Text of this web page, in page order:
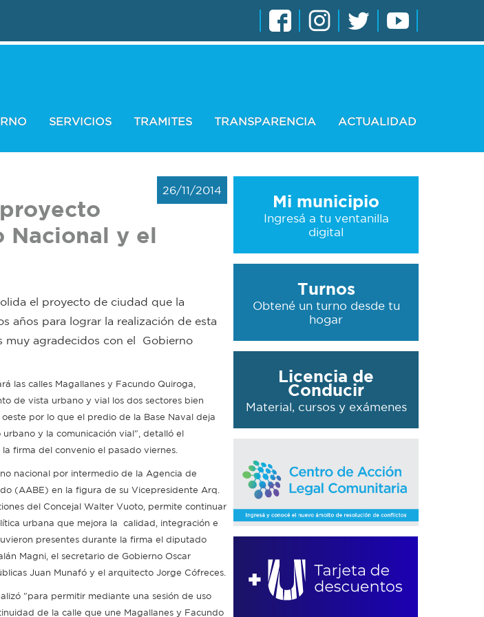
SERVICIOS TRAMITES TRANSPARENCIA ACTUALIDAD
26/11/2014
Nacional y el
el proyecto de ciudad que la
años para lograr la realización de esta
muy agradecidos con el Gobierno
las calles Magallanes y Facundo Quiroga,
de vista urbano y vial los dos sectores bien
por lo que el predio de la Base Naval deja
y la comunicación vial", detalló el
firma del convenio el pasado viernes.
nacional por intermedio de la Agencia de
(AABE) en la figura de su Vicepresidente Arq.
del Concejal Walter Vuoto, permite continuar
urbana que mejora la calidad, integración e
presentes durante la firma el diputado
Magni, el secretario de Gobierno Oscar
Juan Munafó y el arquitecto Jorge Cófreces.
"para permitir mediante una sesión de uso
de la calle que une Magallanes y Facundo
Mi municipio
Ingresá a tu ventanilla
digital
Turnos
Obtené un turno desde tu
hogar
Licencia de
Conducir
Material, cursos y exámenes